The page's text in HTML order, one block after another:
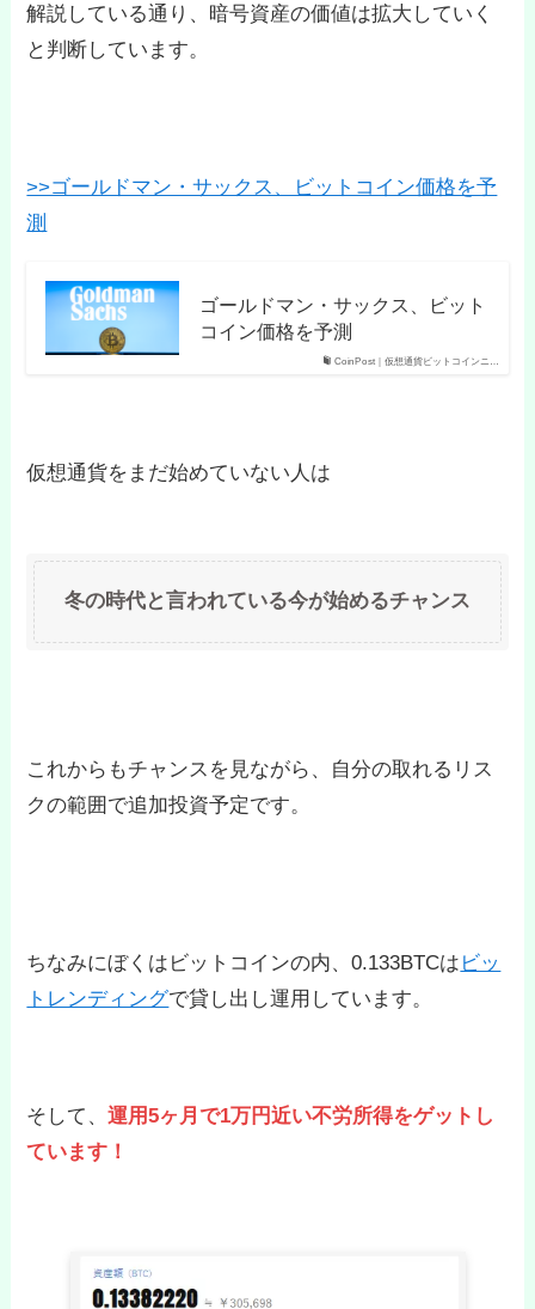
解説している通り、暗号資産の価値は拡大していく
と判断しています。
>>ゴールドマン・サックス、ビットコイン価格を予
測
CoinPost｜仮想通貨ビットコインニ…
ゴールドマン・サックス、ビット
コイン価格を予測
仮想通貨をまだ始めていない人は
冬の時代と言われている今が始めるチャンス
これからもチャンスを見ながら、自分の取れるリス
クの範囲で追加投資予定です。
ちなみにぼくはビットコインの内、0.133BTCは ビッ
トレンディングで貸し出し運用しています。
そして、運用5ヶ月で1万円近い不労所得をゲットし
ています！